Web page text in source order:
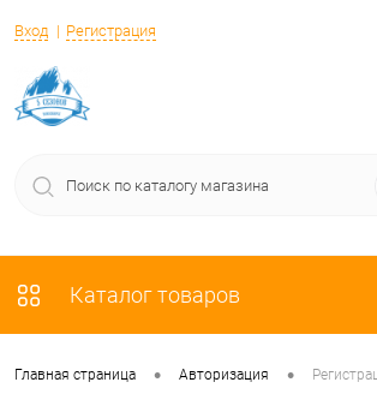
Вход Регистрация
Каталог товаров
Главная страница • Авторизация •